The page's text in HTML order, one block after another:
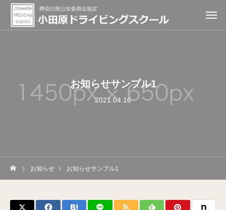
お知らせサンプル1
2021.04.16
お知らせ お知らせサンプル1